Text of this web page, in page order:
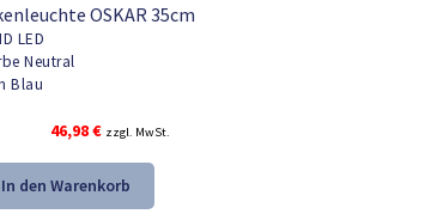
OSKAR 35cm
LED
Neutral
Blau
Ursprünglicher
war:
68,89 €
46,98€Aktueller
ist:
46,98 €.
zzgl. MwSt.
In den Warenkorb